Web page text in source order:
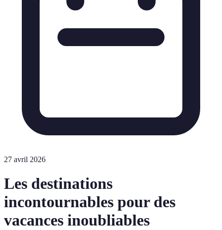
27 avril 2026
Les destinations
incontournables pour des
vacances inoubliables